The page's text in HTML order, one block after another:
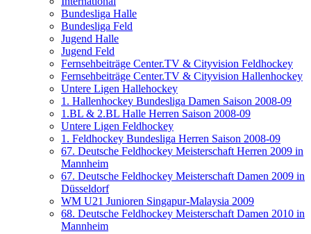
Bundesliga Halle
Bundesliga Feld
Jugend Halle
Jugend Feld
Fernsehbeiträge Center.TV & Cityvision Feldhockey
Fernsehbeiträge Center.TV & Cityvision Hallenhockey
Untere Ligen Hallehockey
1. Hallenhockey Bundesliga Damen Saison 2008-09
1.BL & 2.BL Halle Herren Saison 2008-09
Untere Ligen Feldhockey
1. Feldhockey Bundesliga Herren Saison 2008-09
67. Deutsche Feldhockey Meisterschaft Herren 2009 in
Mannheim
67. Deutsche Feldhockey Meisterschaft Damen 2009 in
Düsseldorf
WM U21 Junioren Singapur-Malaysia 2009
68. Deutsche Feldhockey Meisterschaft Damen 2010 in
Mannheim